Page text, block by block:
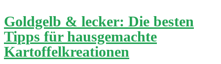
Goldgelb & lecker: Die besten
Tipps für hausgemachte
Kartoffelkreationen